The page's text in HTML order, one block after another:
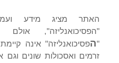
האתר מציג מידע
"הפסיכואנליזה",
"הפסיכואנליזה" אינה
זרמים ואסכולות שונים וגם